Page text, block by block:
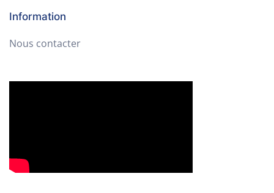
Information
Nous contacter